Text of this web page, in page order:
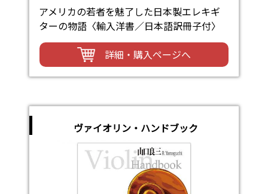
アメリカの若者を魅了した日本製エレキギ
ターの物語〈輸入洋書／日本語訳冊子付〉
詳細・購入ページへ
ヴァイオリン・ハンドブック